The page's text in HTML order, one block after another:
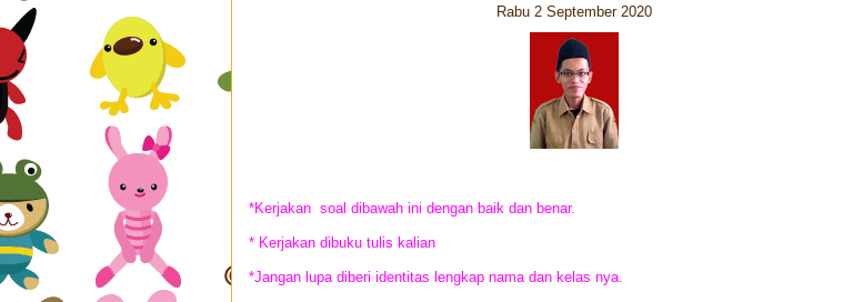
Rabu 2 September 2020
*Kerjakan soal dibawah ini dengan baik dan benar.
* Kerjakan dibuku tulis kalian
*Jangan lupa diberi identitas lengkap nama dan kelas nya.